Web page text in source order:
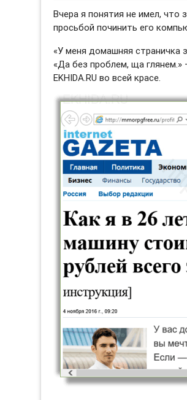
Вчера я понятия не имел, что
просьбой починить его
«У меня домашняя страничка
«Да без проблем, ща глянем.»
EKHIDA.RU во всей красе.